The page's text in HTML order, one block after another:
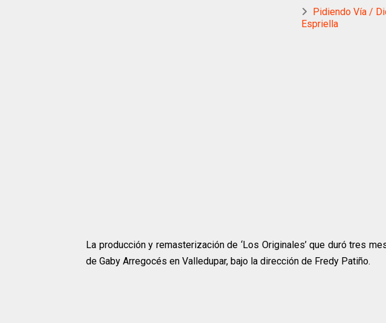
Pidiendo Vía /
Espriella
La producción y remasterización de ‘Los Originales’ que duró tres
de Gaby Arregocés en Valledupar, bajo la dirección de Fredy Patiño.